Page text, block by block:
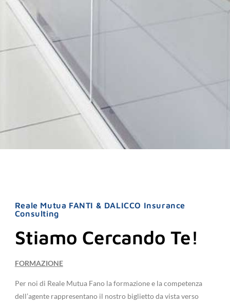
Reale Mutua FANTI & DALICCO Insurance
Consulting
Stiamo Cercando Te!
FORMAZIONE
Per noi di Reale Mutua Fano la formazione e la competenza
dell’agente rappresentano il nostro biglietto da vista verso